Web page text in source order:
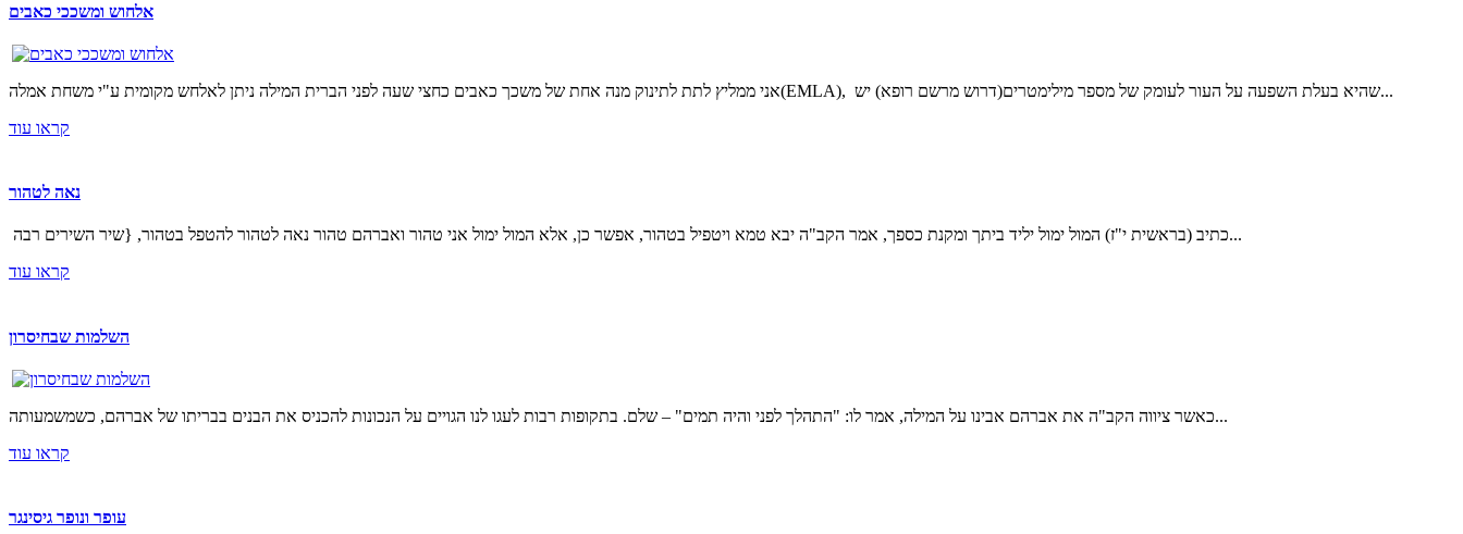
אלחוש ומשככי כאבים
אני ממליץ לתת לתינוק מנה אחת של משכך כאבים כחצי שעה לפני הברית המילה ניתן לאלחש מקומית ע"י משחת אמלה(EMLA), שהיא בעלת השפעה על העור לעומק של מספר מילימטרים(דרוש מרשם רופא) יש...
קראו עוד
נאה לטהור
כתיב (בראשית י"ז) המול ימול יליד ביתך ומקנת כספך, אמר הקב"ה יבא טמא ויטפיל בטהור, אפשר כן, אלא המול ימול אני טהור ואברהם טהור נאה לטהור להטפל בטהור, {שיר השירים רבה...
קראו עוד
השלמות שבחיסרון
כאשר ציווה הקב"ה את אברהם אבינו על המילה, אמר לו: "התהלך לפני והיה תמים" – שלם. בתקופות רבות לעגו לנו הגויים על הנכונות להכניס את הבנים בבריתו של אברהם, כשמשמעותה...
קראו עוד
עופר ונופר גיסינגר